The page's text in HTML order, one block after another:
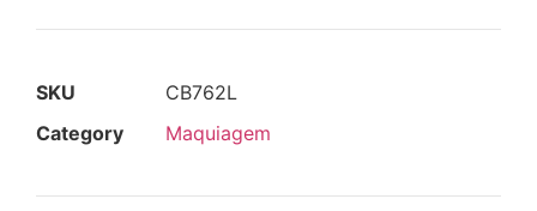
SKU
CB762L
Category
Maquiagem